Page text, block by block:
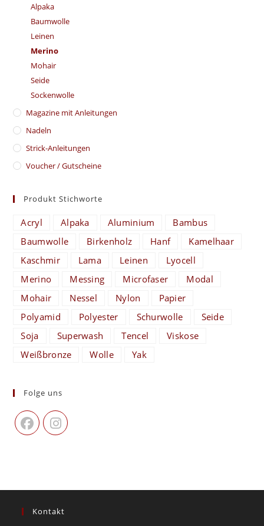
Alpaka
Baumwolle
Leinen
Merino
Mohair
Seide
Sockenwolle
Magazine mit Anleitungen
Nadeln
Strick-Anleitungen
Voucher / Gutscheine
Produkt Stichworte
Acryl Alpaka Aluminium
Bambus
Baumwolle
Birkenholz Hanf
Kamelhaar
Kaschmir
Lama Leinen
Lyocell
Merino
Messing Microfaser
Modal
Mohair
Nessel Nylon
Papier
Polyamid
Polyester Schurwolle
Seide
Soja
Superwash Tencel
Viskose
Weißbronze
Wolle Yak
Folge uns
Kontakt